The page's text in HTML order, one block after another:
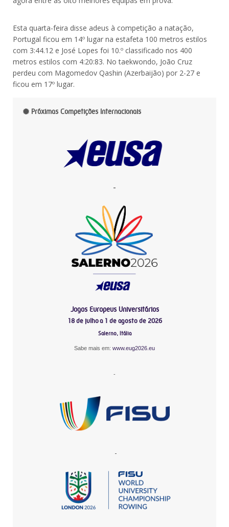
Esta quarta-feira disse adeus à competição a natação,
Portugal ficou em 14º lugar na estafeta 100 metros estilos
com 3:44.12 e José Lopes foi 10.º classificado nos 400
metros estilos com 4:20:83. No taekwondo, João Cruz
perdeu com Magomedov Qashin (Azerbaijão) por 2-27 e
ficou em 17º lugar.
Próximas Competições Internacionais
-
Jogos Europeus Universitários
18 de julho a 1 de agosto de 2026
Salerno, Itália
Sabe mais em: www.eug2026.eu
-
-